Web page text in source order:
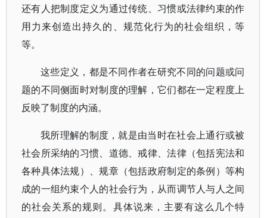
还有人把制度定义为通过传统、习惯或法律约束的作
用力来创造出持久的、规范化行为的社会组织，等
等。
这些定义，都是不同作者在研究不同的问题或问
题的不同侧面时对制度的理解，它们都在一定程度上
反映了制度的内涵。
我所理解的制度，就是由当时在社会上通行或被
社会所采纳的习惯、道德、戒律、法律（包括宪法和
各种具体法规）、规章（包括政府制定的条例）等构
成的一组约束个人的社会行为，从而调节人与人之间
的社会关系的规则。具体说来，主要有这么几个特